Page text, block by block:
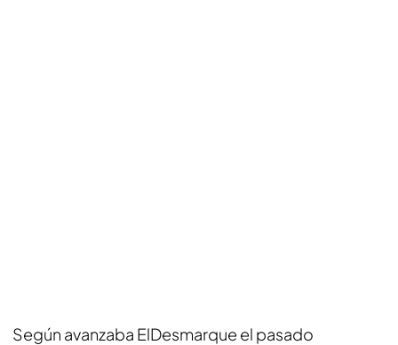
Según avanzaba ElDesmarque el pasado